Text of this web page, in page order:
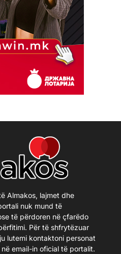
Almakos, lajmet dhe
nuk mund të
të përdoren në çfarëdo
Për të shfrytëzuar
lutemi kontaktoni personat
email-in oficial të portalit.